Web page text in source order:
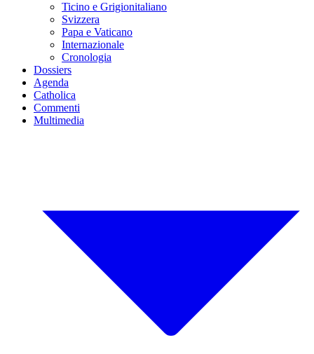
Ticino e Grigionitaliano
Svizzera
Papa e Vaticano
Internazionale
Cronologia
Dossiers
Agenda
Catholica
Commenti
Multimedia